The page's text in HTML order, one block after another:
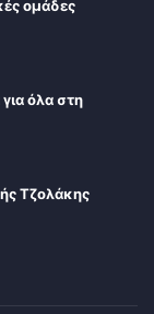
ομάδες
όλα στη
Τζολάκης